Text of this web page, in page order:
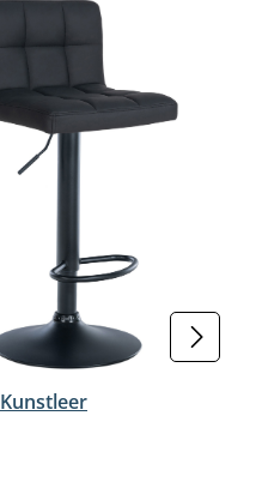
beschikbaar.)